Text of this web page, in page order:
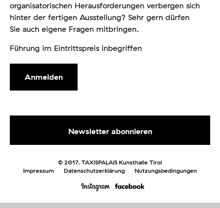
organisatorischen Herausforderungen verbergen sich
hinter der fertigen Ausstellung? Sehr gern dürfen
Sie auch eigene Fragen mitbringen.
Führung im Eintrittspreis inbegriffen
Anmelden
© 2017. TAXISPALAIS Kunsthalle Tirol
Impressum
Datenschutzerklärung Nutzungsbedingungen